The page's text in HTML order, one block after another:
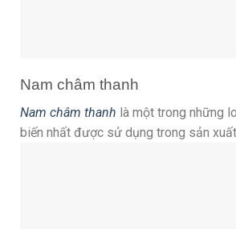
Nam châm thanh
Nam châm thanh là một trong những
biến nhất được sử dụng trong sản xuất